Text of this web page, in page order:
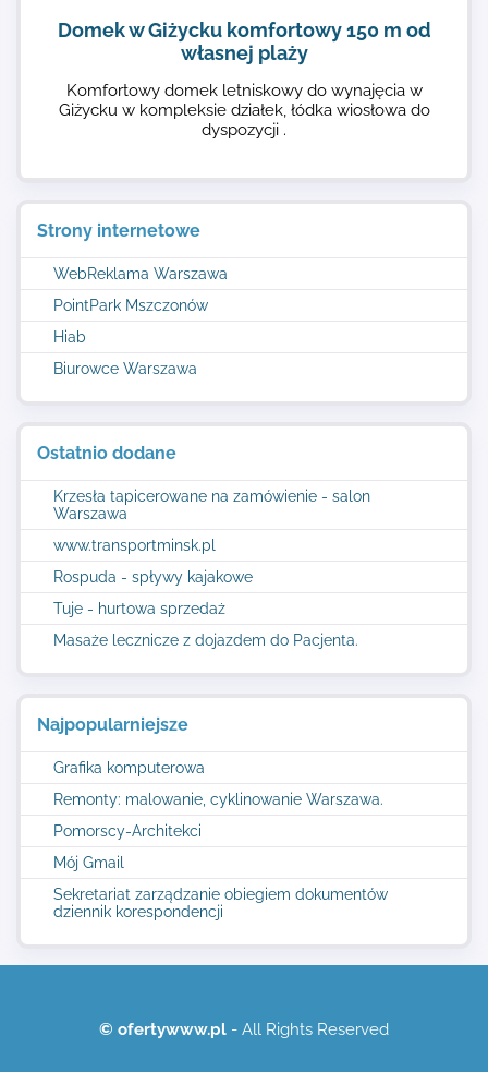
Strony internetowe
WebReklama Warszawa
PointPark Mszczonów
Hiab
Biurowce Warszawa
Ostatnio dodane
Krzesła tapicerowane na zamówienie - salon
Warszawa
www.transportminsk.pl
Rospuda - spływy kajakowe
Tuje - hurtowa sprzedaż
Masaże lecznicze z dojazdem do Pacjenta.
Najpopularniejsze
Grafika komputerowa
Remonty: malowanie, cyklinowanie Warszawa.
Pomorscy-Architekci
Mój Gmail
Sekretariat zarządzanie obiegiem dokumentów
dziennik korespondencji
Domek w Giżycku komfortowy 150 m od
własnej plaży
Komfortowy domek letniskowy do wynajęcia w
Giżycku w kompleksie działek, łódka wiosłowa do
dyspozycji .
© ofertywww.pl - All Rights Reserved